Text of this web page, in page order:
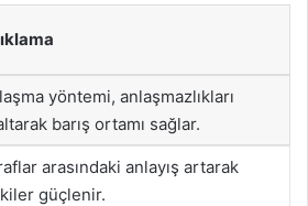
yöntemi, anlaşmazlıkları
barış ortamı sağlar.
arasındaki anlayış artarak
güçlenir.